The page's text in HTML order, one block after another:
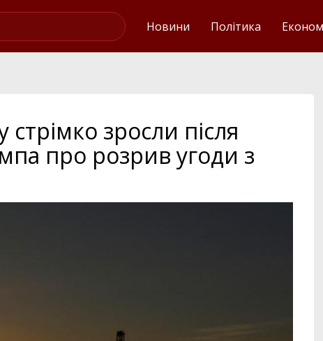
Новини Політика
стрімко зросли після
про розрив угоди з